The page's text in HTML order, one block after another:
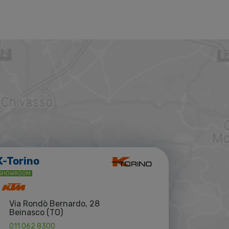
Torino
Via Rondò Bernardo, 28
Beinasco (TO)
011 062 8300